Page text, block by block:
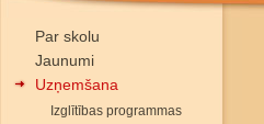
Par skolu
Jaunumi
Uzņemšana
Izglītības programmas